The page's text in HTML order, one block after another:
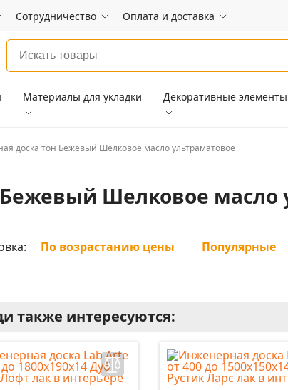
Сотрудничество Оплата и доставка
Материалы для укладки Декоративные элементы
доска тон Бежевый Шелковое масло ультраматовое
Шелковое масло
По возрастанию цены Популярные
также интересуются: